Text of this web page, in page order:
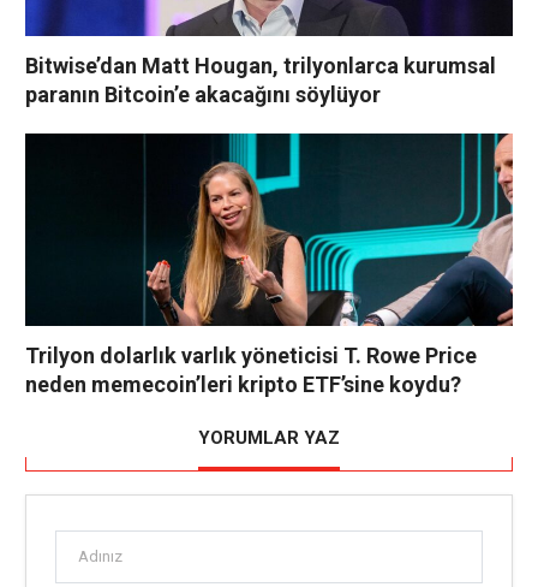
Bitwise’dan Matt Hougan, trilyonlarca kurumsal
paranın Bitcoin’e akacağını söylüyor
Trilyon dolarlık varlık yöneticisi T. Rowe Price
neden memecoin’leri kripto ETF’sine koydu?
YORUMLAR YAZ